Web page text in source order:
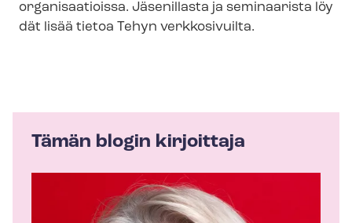
organisaatioissa. Jäsenillasta ja seminaarista löy
dät lisää tietoa Tehyn verkkosivuilta.
Tämän blogin kirjoittaja